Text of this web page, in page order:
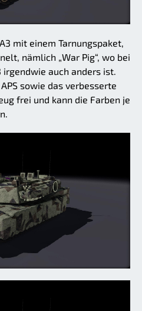
mit einem Tarnungspaket,
nämlich „War Pig“, wo bei
irgendwie auch anders ist.
sowie das verbesserte
frei und kann die Farben je